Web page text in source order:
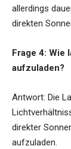
allerdings
direkten
Frage 4: Wie
aufzuladen?
Antwort: Die
direkter
aufzuladen.